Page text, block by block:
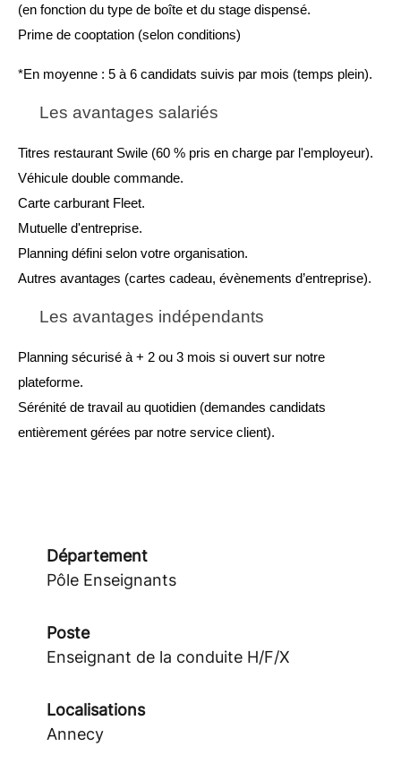
(en fonction du type de boîte et du stage dispensé.
Prime de cooptation (selon conditions)
*En moyenne : 5 à 6 candidats suivis par mois (temps plein).
Les avantages salariés
Titres restaurant Swile (60 % pris en charge par l'employeur).
Véhicule double commande.
Carte carburant Fleet.
Mutuelle d'entreprise.
Planning défini selon votre organisation.
Autres avantages (cartes cadeau, évènements d’entreprise).
Les avantages indépendants
Planning sécurisé à + 2 ou 3 mois si ouvert sur notre
plateforme.
Sérénité de travail au quotidien (demandes candidats
entièrement gérées par notre service client).
Département
Pôle Enseignants
Poste
Enseignant de la conduite H/F/X
Localisations
Annecy